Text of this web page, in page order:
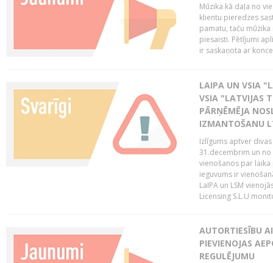
Mūzika kā daļa no
klientu pieredzes
pamatu, taču
piesaisti. Pētījumi
ir saskaņota ar
LAIPA UN VSIA
VSIA "LATVIJAS
PĀRŅĒMĒJA
IZMANTOŠANU
Izlīgums aptver
31.decembrim un no
vienošanos par
ieguvums ir
LaIPA un LSM
Licensing S.L.U
AUTORTIESĪBU
PIEVIENOJAS
REGULĒJUMU